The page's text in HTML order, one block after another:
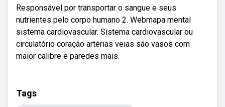
Responsável por transportar o sangue e seus
nutrientes pelo corpo humano 2. Webmapa mental
sistema cardiovascular. Sistema cardiovascular ou
circulatório coração artérias veias são vasos com
maior calibre e paredes mais.
Tags